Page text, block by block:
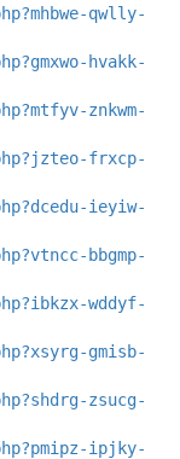
qwlly-
hvakk-
znkwm-
frxcp-
ieyiw-
bbgmp-
wddyf-
gmisb-
zsucg-
ipjky-